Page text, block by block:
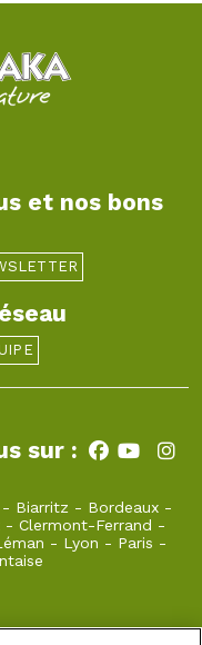
et nos bons
sur :
- Biarritz - Bordeaux -
- Clermont-Ferrand -
- Lyon - Paris -